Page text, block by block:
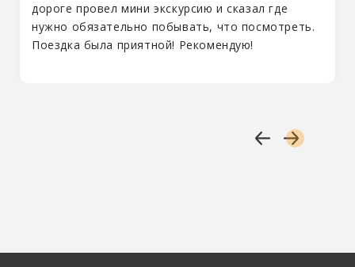
дороге провел мини экскурсию и сказал где
нужно обязательно побывать, что посмотреть.
Поездка была приятной! Рекомендую!